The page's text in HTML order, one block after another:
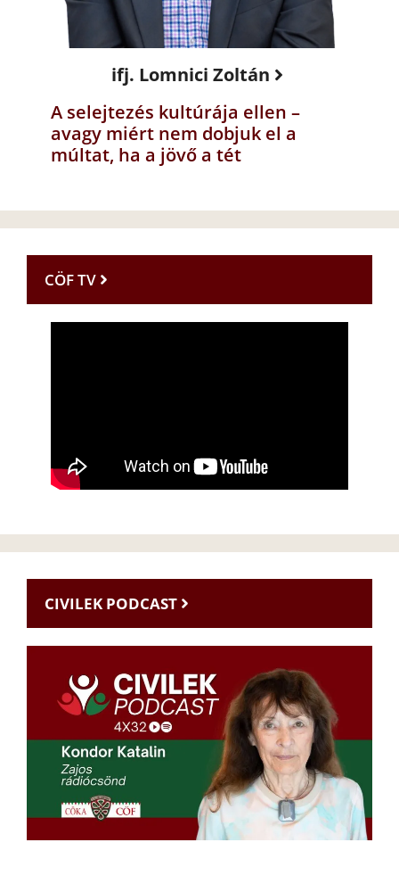
ifj. Lomnici Zoltán
A selejtezés kultúrája ellen –
avagy miért nem dobjuk el a
múltat, ha a jövő a tét
CÖF TV
CIVILEK PODCAST